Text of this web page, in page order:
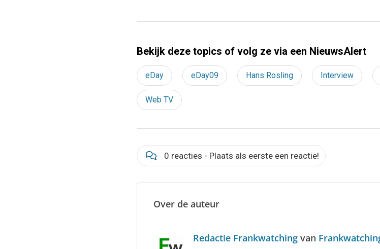
Bekijk deze topics of volg ze via een NieuwsAlert
eDay eDay09 Hans Rosling Interview
Web TV
0 reacties - Plaats als eerste een reactie!
Over de auteur
Redactie Frankwatchingvan